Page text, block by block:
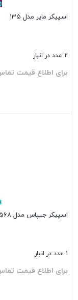
اسپیکر مایر مدل 135
2 عدد در انبار
برای اطلاع قیمت
اسپیکر جیپاس مدل GMS8568
1 عدد در انبار
برای اطلاع قیمت